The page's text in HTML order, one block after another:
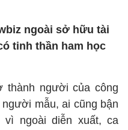
ngoài sở hữu tài
tinh thần ham học
thành người của công
mẫu, ai cũng bận
ngoài diễn xuất, ca